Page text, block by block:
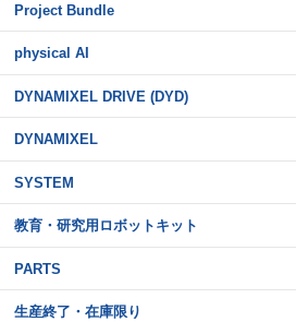
Project Bundle
physical AI
DYNAMIXEL DRIVE (DYD)
DYNAMIXEL
SYSTEM
教育・研究用ロボットキット
PARTS
生産終了・在庫限り